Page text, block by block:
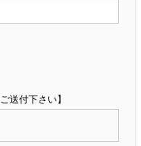
送付下さい】